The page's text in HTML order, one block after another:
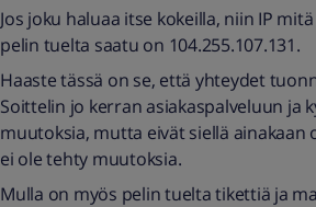
Jos joku haluaa itse kokeilla, niin IP
pelin tuelta saatu on 104.255.107.131.
Haaste tässä on se, että yhteydet
Soittelin jo kerran asiakaspalveluun ja
muutoksia, mutta eivät siellä
ei ole tehty muutoksia.
Mulla on myös pelin tuelta tikettiä ja